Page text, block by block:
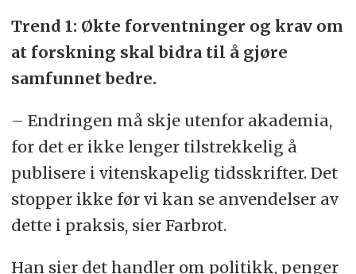
Trend 1: Økte forventninger og krav om
at forskning skal bidra til å gjøre
samfunnet bedre.
– Endringen må skje utenfor akademia,
for det er ikke lenger tilstrekkelig å
publisere i vitenskapelig tidsskrifter. Det
stopper ikke før vi kan se anvendelser av
dette i praksis, sier Farbrot.
Han sier det handler om politikk, penger